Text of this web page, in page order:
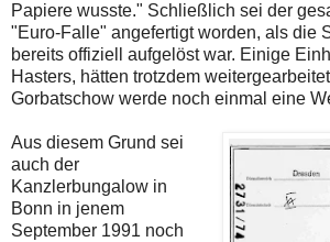
Papiere wusste." Schließlich sei der
"Euro-Falle" angefertigt worden, als die
bereits offiziell aufgelöst war. Einige
Hasters, hätten trotzdem
Gorbatschow werde noch einmal eine
Aus diesem Grund sei
auch der
Kanzlerbungalow in
Bonn in jenem
September 1991 noch